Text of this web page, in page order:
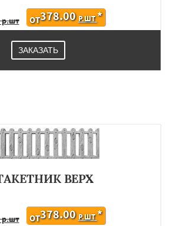
р.шт ОТ378.00 Р.ШТ*
ЗАКАЗАТЬ
ВЕРХ
р.шт ОТ378.00 Р.ШТ*